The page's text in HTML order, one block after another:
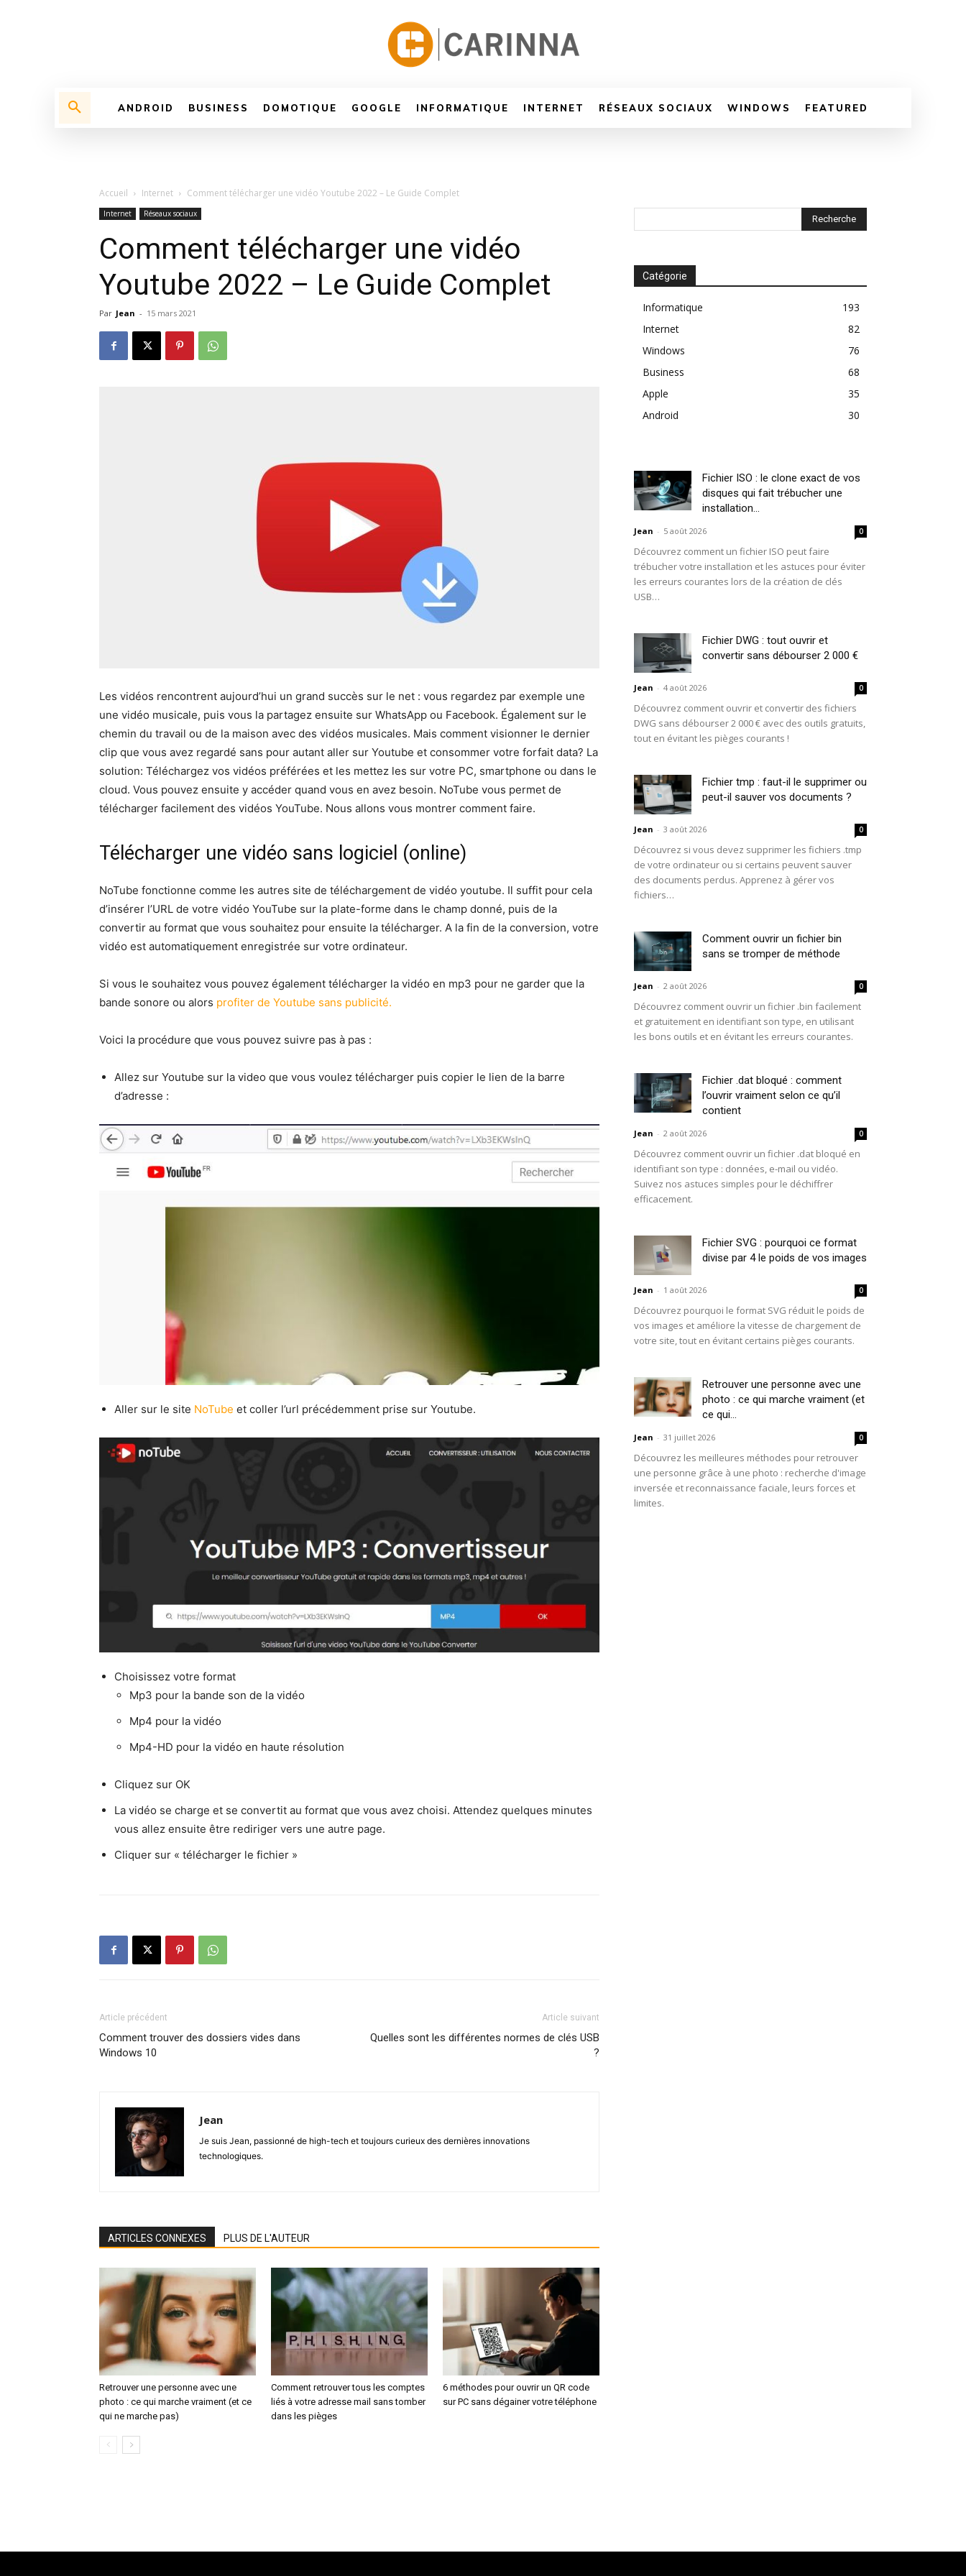
ANDROID BUSINESS DOMOTIQUE GOOGLE INFORMATIQUE INTERNET RÉSEAUX SOCIAUX WINDOWS FEATURED
Accueil Internet Comment télécharger une vidéo Youtube 2022 – Le Guide Complet
Internet Réseaux sociaux
Comment télécharger une vidéo
Youtube 2022 – Le Guide Complet
Par Jean - 15 mars 2021
Les vidéos rencontrent aujourd’hui un grand succès sur le net : vous regardez par exemple une
une vidéo musicale, puis vous la partagez ensuite sur WhatsApp ou Facebook. Également sur le
chemin du travail ou de la maison avec des vidéos musicales. Mais comment visionner le dernier
clip que vous avez regardé sans pour autant aller sur Youtube et consommer votre forfait data? La
solution: Téléchargez vos vidéos préférées et les mettez les sur votre PC, smartphone ou dans le
cloud. Vous pouvez ensuite y accéder quand vous en avez besoin. NoTube vous permet de
télécharger facilement des vidéos YouTube. Nous allons vous montrer comment faire.
Télécharger une vidéo sans logiciel (online)
NoTube fonctionne comme les autres site de téléchargement de vidéo youtube. Il suffit pour cela
d’insérer l’URL de votre vidéo YouTube sur la plate-forme dans le champ donné, puis de la
convertir au format que vous souhaitez pour ensuite la télécharger. A la fin de la conversion, votre
vidéo est automatiquement enregistrée sur votre ordinateur.
Si vous le souhaitez vous pouvez également télécharger la vidéo en mp3 pour ne garder que la
bande sonore ou alors profiter de Youtube sans publicité.
Voici la procédure que vous pouvez suivre pas à pas :
Allez sur Youtube sur la video que vous voulez télécharger puis copier le lien de la barre
d’adresse :
Aller sur le site NoTube et coller l’url précédemment prise sur Youtube.
Choisissez votre format
Mp3 pour la bande son de la vidéo
Mp4 pour la vidéo
Mp4-HD pour la vidéo en haute résolution
Cliquez sur OK
La vidéo se charge et se convertit au format que vous avez choisi. Attendez quelques minutes
vous allez ensuite être rediriger vers une autre page.
Cliquer sur « télécharger le fichier »
Article précédent
Comment trouver des dossiers vides dans
Windows 10
Article suivant
Quelles sont les différentes normes de clés USB
?
Jean
Je suis Jean, passionné de high-tech et toujours curieux des dernières innovations
technologiques.
ARTICLES CONNEXES PLUS DE L'AUTEUR
Retrouver une personne avec une
photo : ce qui marche vraiment (et ce
qui ne marche pas)
Comment retrouver tous les comptes
liés à votre adresse mail sans tomber
dans les pièges
6 méthodes pour ouvrir un QR code
sur PC sans dégainer votre téléphone
Catégorie
Informatique
193
Internet
82
Windows
76
Business
68
Apple
35
Android
30
Fichier ISO : le clone exact de vos
disques qui fait trébucher une
installation...
Jean - 5 août 2026 0
Découvrez comment un fichier ISO peut faire
trébucher votre installation et les astuces pour éviter
les erreurs courantes lors de la création de clés
USB…
Fichier DWG : tout ouvrir et
convertir sans débourser 2 000 €
Jean - 4 août 2026 0
Découvrez comment ouvrir et convertir des fichiers
DWG sans débourser 2 000 € avec des outils gratuits,
tout en évitant les pièges courants !
Fichier tmp : faut-il le supprimer ou
peut-il sauver vos documents ?
Jean - 3 août 2026 0
Découvrez si vous devez supprimer les fichiers .tmp
de votre ordinateur ou si certains peuvent sauver
des documents perdus. Apprenez à gérer vos
fichiers…
Comment ouvrir un fichier bin
sans se tromper de méthode
Jean - 2 août 2026 0
Découvrez comment ouvrir un fichier .bin facilement
et gratuitement en identifiant son type, en utilisant
les bons outils et en évitant les erreurs courantes.
Fichier .dat bloqué : comment
l’ouvrir vraiment selon ce qu’il
contient
Jean - 2 août 2026 0
Découvrez comment ouvrir un fichier .dat bloqué en
identifiant son type : données, e-mail ou vidéo.
Suivez nos astuces simples pour le déchiffrer
efficacement.
Fichier SVG : pourquoi ce format
divise par 4 le poids de vos images
Jean - 1 août 2026 0
Découvrez pourquoi le format SVG réduit le poids de
vos images et améliore la vitesse de chargement de
votre site, tout en évitant certains pièges courants.
Retrouver une personne avec une
photo : ce qui marche vraiment (et
ce qui...
Jean - 31 juillet 2026 0
Découvrez les meilleures méthodes pour retrouver
une personne grâce à une photo : recherche d'image
inversée et reconnaissance faciale, leurs forces et
limites.